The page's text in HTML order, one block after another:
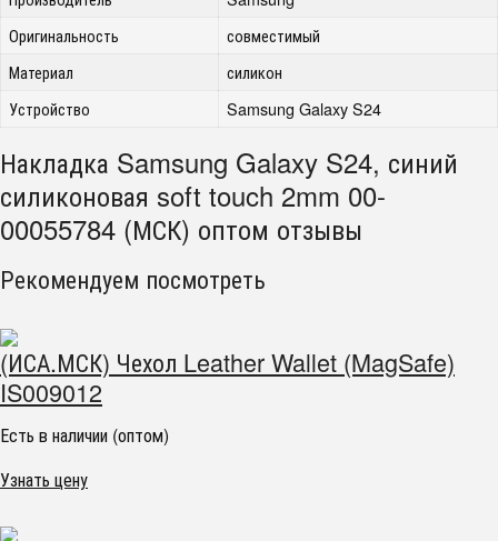
Оригинальность
совместимый
Материал
силикон
Устройство
Samsung Galaxy S24
Накладка Samsung Galaxy S24, синий
силиконовая soft touch 2mm 00-
00055784 (МСК) оптом отзывы
Рекомендуем посмотреть
(ИСА.МСК) Чехол Leather Wallet (MagSafe)
IS009012
Есть в наличии (оптом)
Узнать цену